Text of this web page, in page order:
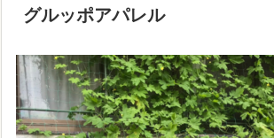
グルッポアパレル